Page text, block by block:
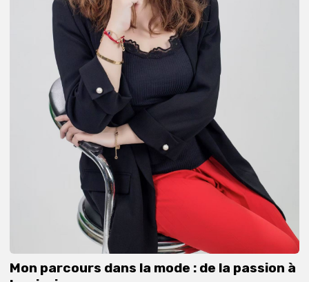
Mon parcours dans la mode : de la passion à